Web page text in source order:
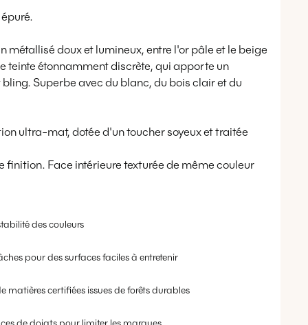
doux et lumineux, entre l'or pâle et le beige
teinte étonnamment discrète, qui apporte un
Superbe avec du blanc, du bois clair et du
ultra-mat, dotée d'un toucher soyeux et traitée
finition. Face intérieure texturée de même couleur
des couleurs
pour des surfaces faciles à entretenir
certifiées issues de forêts durables
de doigts pour limiter les marques